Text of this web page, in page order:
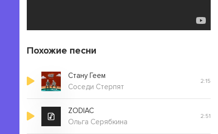
Похожие песни
Стану Геем
Соседи Стерпят
2:15
ZODIAC
Ольга Серябкина
2:51